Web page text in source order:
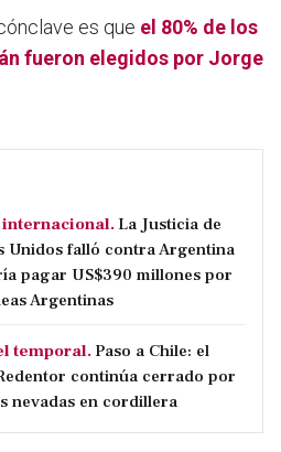
es que el 80% de los
fueron elegidos por Jorge
La Justicia de
Unidos falló contra Argentina
pagar US$390 millones por
Argentinas
temporal. Paso a Chile: el
continúa cerrado por
nevadas en cordillera